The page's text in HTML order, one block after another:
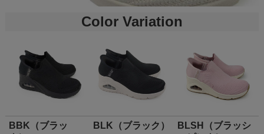
Color Variation
BBK（ブラッ
BLK（ブラック）
BLSH（ブラッシ